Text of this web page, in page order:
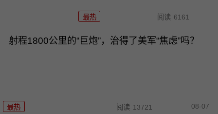
最热 阅读 6161
射程1800公里的“巨炮”，治得了美军“焦虑”吗？
最热 阅读 13721 08-07